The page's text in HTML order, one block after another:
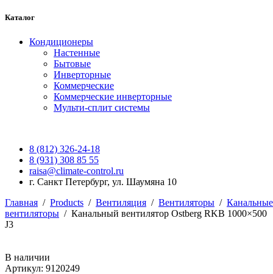
Каталог
Кондиционеры
Настенные
Бытовые
Инверторные
Коммерческие
Коммерческие инверторные
Мульти-сплит системы
8 (812) 326-24-18
8 (931) 308 85 55
raisa@climate-control.ru
г. Санкт Петербург, ул. Шаумяна 10
Главная / Products / Вентиляция / Вентиляторы / Канальные
вентиляторы / Канальный вентилятор Ostberg RKB 1000×500
J3
В наличии
Артикул: 9120249